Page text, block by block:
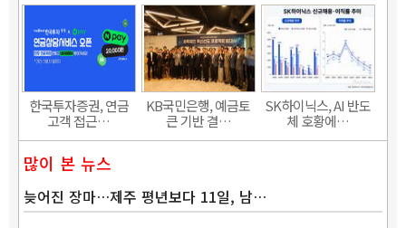
한국투자증권, 연금
고객 접근…
KB국민은행, 예금토
큰 기반 결…
SK하이닉스, AI 반도
체 호황에…
많이 본 뉴스
늦어진 장마…제주 평년보다 11일, 남…